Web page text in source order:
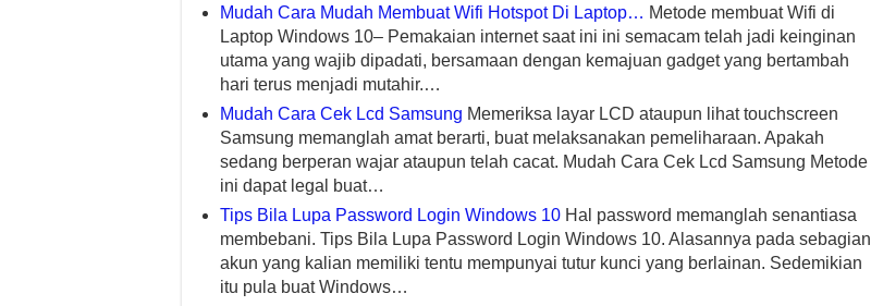
Mudah Cara Mudah Membuat Wifi Hotspot Di Laptop… Metode membuat Wifi di
Laptop Windows 10– Pemakaian internet saat ini ini semacam telah jadi keinginan
utama yang wajib dipadati, bersamaan dengan kemajuan gadget yang bertambah
hari terus menjadi mutahir.…
Mudah Cara Cek Lcd Samsung Memeriksa layar LCD ataupun lihat touchscreen
Samsung memanglah amat berarti, buat melaksanakan pemeliharaan. Apakah
sedang berperan wajar ataupun telah cacat. Mudah Cara Cek Lcd Samsung Metode
ini dapat legal buat…
Tips Bila Lupa Password Login Windows 10 Hal password memanglah senantiasa
membebani. Tips Bila Lupa Password Login Windows 10. Alasannya pada sebagian
akun yang kalian memiliki tentu mempunyai tutur kunci yang berlainan. Sedemikian
itu pula buat Windows…